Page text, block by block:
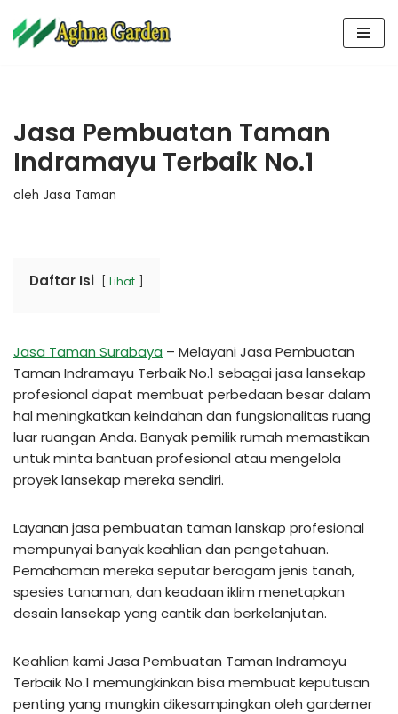
Lompat
Jasa Pembuatan Taman
Indramayu Terbaik No.1
oleh Jasa Taman
Daftar Isi Lihat
Jasa Taman Surabaya – Melayani Jasa Pembuatan
Taman Indramayu Terbaik No.1 sebagai jasa lansekap
profesional dapat membuat perbedaan besar dalam
hal meningkatkan keindahan dan fungsionalitas ruang
luar ruangan Anda. Banyak pemilik rumah memastikan
untuk minta bantuan profesional atau mengelola
proyek lansekap mereka sendiri.
Layanan jasa pembuatan taman lanskap profesional
mempunyai banyak keahlian dan pengetahuan.
Pemahaman mereka seputar beragam jenis tanah,
spesies tanaman, dan keadaan iklim menetapkan
desain lansekap yang cantik dan berkelanjutan.
Keahlian kami Jasa Pembuatan Taman Indramayu
Terbaik No.1 memungkinkan bisa membuat keputusan
penting yang mungkin dikesampingkan oleh garderner